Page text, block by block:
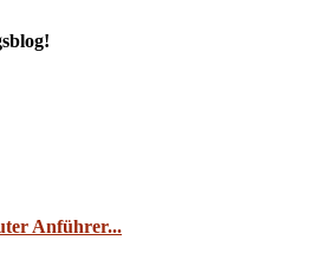
Anführer...